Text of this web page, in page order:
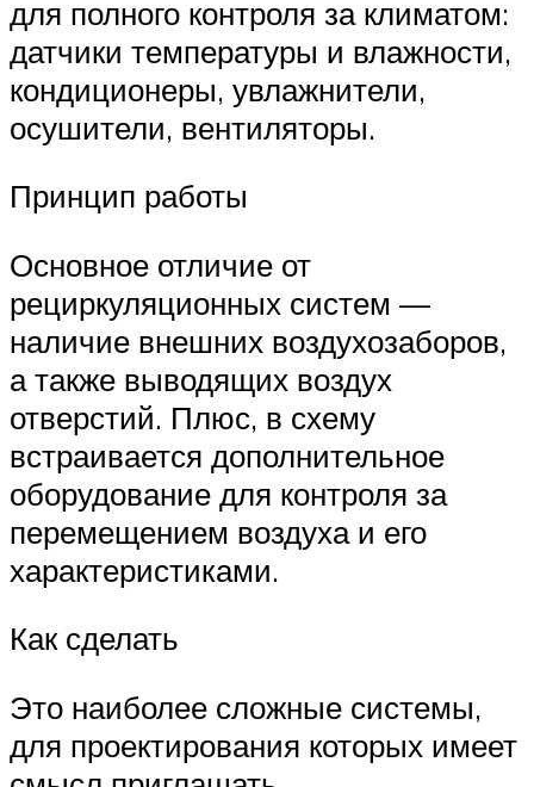
для полного контроля за климатом:
датчики температуры и влажности,
кондиционеры, увлажнители,
осушители, вентиляторы.
Принцип работы
Основное отличие от
рециркуляционных систем —
наличие внешних воздухозаборов,
а также выводящих воздух
отверстий. Плюс, в схему
встраивается дополнительное
оборудование для контроля за
перемещением воздуха и его
характеристиками.
Как сделать
Это наиболее сложные системы,
для проектирования которых имеет